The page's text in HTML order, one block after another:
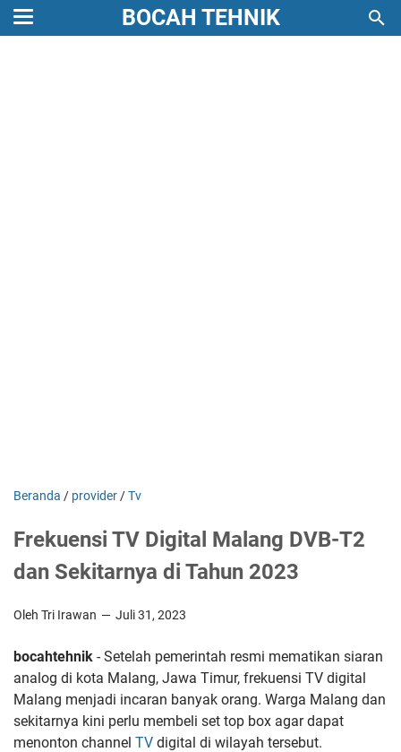
BOCAH TEHNIK
Beranda / provider /Tv
Frekuensi TV Digital Malang DVB-T2
dan Sekitarnya di Tahun 2023
Oleh Tri Irawan Juli 31, 2023
bocahtehnik - Setelah pemerintah resmi mematikan siaran
analog di kota Malang, Jawa Timur, frekuensi TV digital
Malang menjadi incaran banyak orang. Warga Malang dan
sekitarnya kini perlu membeli set top box agar dapat
menonton channel TV digital di wilayah tersebut.